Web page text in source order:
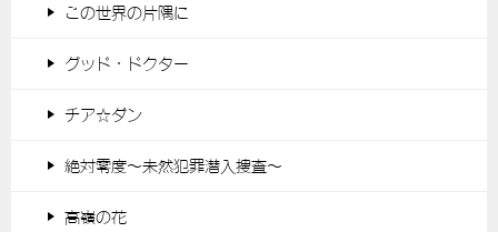
この世界の片隅に
グッド・ドクター
チア☆ダン
絶対零度～未然犯罪潜入捜査～
高嶺の花